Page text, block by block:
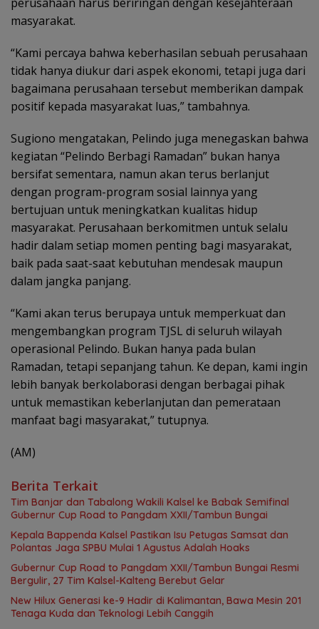
masyarakat.
“Kami percaya bahwa keberhasilan sebuah perusahaan
tidak hanya diukur dari aspek ekonomi, tetapi juga dari
bagaimana perusahaan tersebut memberikan dampak
positif kepada masyarakat luas,” tambahnya.
Sugiono mengatakan, Pelindo juga menegaskan bahwa
kegiatan “Pelindo Berbagi Ramadan” bukan hanya
bersifat sementara, namun akan terus berlanjut
dengan program-program sosial lainnya yang
bertujuan untuk meningkatkan kualitas hidup
masyarakat. Perusahaan berkomitmen untuk selalu
hadir dalam setiap momen penting bagi masyarakat,
baik pada saat-saat kebutuhan mendesak maupun
dalam jangka panjang.
“Kami akan terus berupaya untuk memperkuat dan
mengembangkan program TJSL di seluruh wilayah
operasional Pelindo. Bukan hanya pada bulan
Ramadan, tetapi sepanjang tahun. Ke depan, kami ingin
lebih banyak berkolaborasi dengan berbagai pihak
untuk memastikan keberlanjutan dan pemerataan
manfaat bagi masyarakat,” tutupnya.
(AM)
Berita Terkait
Tim Banjar dan Tabalong Wakili Kalsel ke Babak Semifinal
Gubernur Cup Road to Pangdam XXII/Tambun Bungai
Kepala Bappenda Kalsel Pastikan Isu Petugas Samsat dan
Polantas Jaga SPBU Mulai 1 Agustus Adalah Hoaks
Gubernur Cup Road to Pangdam XXII/Tambun Bungai Resmi
Bergulir, 27 Tim Kalsel-Kalteng Berebut Gelar
New Hilux Generasi ke-9 Hadir di Kalimantan, Bawa Mesin 201
Tenaga Kuda dan Teknologi Lebih Canggih